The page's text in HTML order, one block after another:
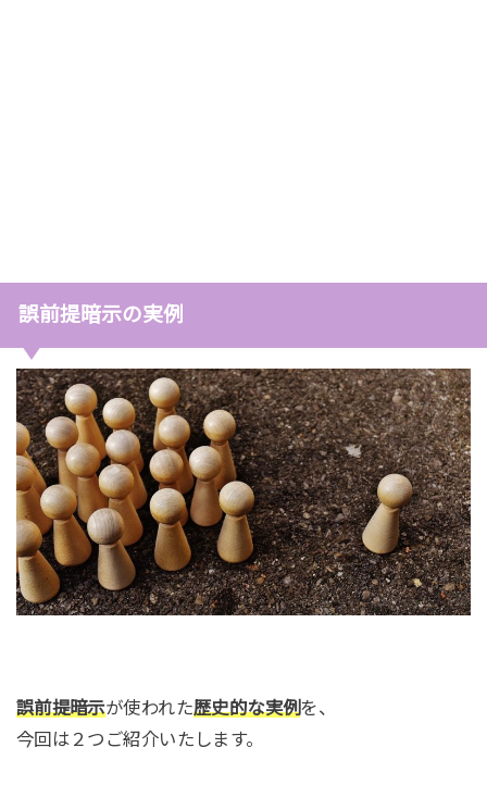
誤前提暗示の実例
誤前提暗示が使われた歴史的な実例を、
今回は２つご紹介いたします。